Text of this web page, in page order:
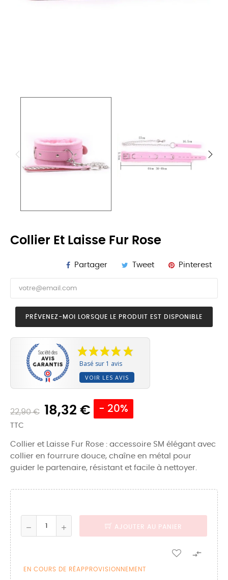
Collier Et Laisse Fur Rose
Partager Tweet Pinterest
PRÉVENEZ-MOI LORSQUE LE PRODUIT EST DISPONIBLE
Basé sur 1 avis
VOIR LES AVIS
22,90 € 18,32 € - 20%
TTC
Collier et Laisse Fur Rose : accessoire SM élégant avec
collier en fourrure douce, chaîne en métal pour
guider le partenaire, résistant et facile à nettoyer.
AJOUTER AU PANIER

EN COURS DE RÉAPPROVISIONNEMENT